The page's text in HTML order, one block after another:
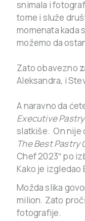
snimala i
tome i služe
momenata kada
možemo da
Zato obavezno
Aleksandra, i
A naravno da
Executive
slatkiše. On nije
The Best Pastry
Chef 2023″ po
Kako je izgledao
Možda slika
milion. Zato
fotografije.